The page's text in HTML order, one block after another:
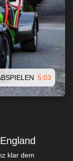
5:03
klar dem